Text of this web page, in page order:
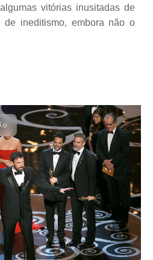
vitórias inusitadas de
de ineditismo, embora não o